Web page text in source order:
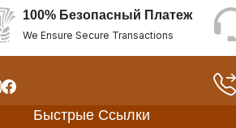
100% Безопасный Платеж
We Ensure Secure Transactions
Быстрые Ссылки